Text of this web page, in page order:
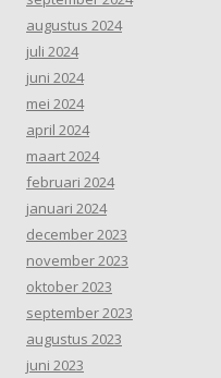
augustus 2024
juli 2024
juni 2024
mei 2024
april 2024
maart 2024
februari 2024
januari 2024
december 2023
november 2023
oktober 2023
september 2023
augustus 2023
juni 2023